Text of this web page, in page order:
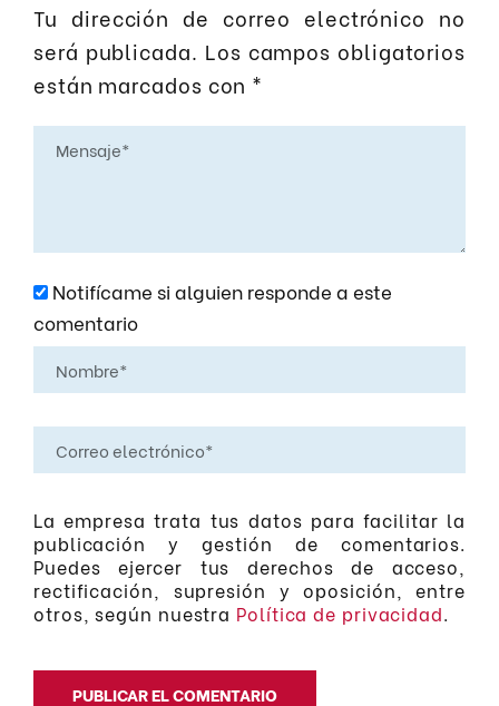
Tu dirección de correo electrónico no
será publicada. Los campos obligatorios
están marcados con *
Notifícame si alguien responde a este
comentario
La empresa trata tus datos para facilitar la
publicación y gestión de comentarios.
Puedes ejercer tus derechos de acceso,
rectificación, supresión y oposición, entre
otros, según nuestra Política de privacidad.